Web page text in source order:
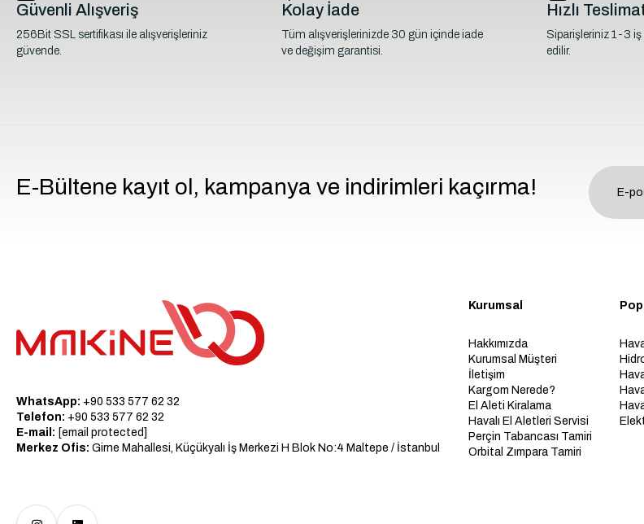
Güvenli Alışveriş
256Bit SSL sertifikası ile alışverişleriniz
güvende.
Kolay İade
Tüm alışverişlerinizde 30 gün içinde iade
ve değişim garantisi.
Hızlı
Siparişleriniz 1-3
edilir.
E-Bültene kayıt ol, kampanya ve indirimleri kaçırma!
WhatsApp: +90 533 577 62 32
Telefon: +90 533 577 62 32
E-mail: [email protected]
Merkez Ofis: Girne Mahallesi, Küçükyalı İş Merkezi H Blok No:4 Maltepe / İstanbul
Kurumsal
Hakkımızda
Kurumsal Müşteri
İletişim
Kargom Nerede?
El Aleti Kiralama
Havalı El Aletleri Servisi
Perçin Tabancası Tamiri
Orbital Zımpara Tamiri